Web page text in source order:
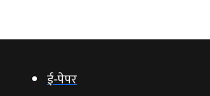
ई‑पेपर